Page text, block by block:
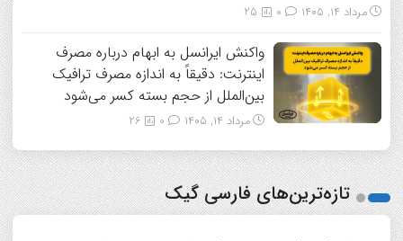
مرداد ۱۴, ۱۴۰۵ 25
واکنش ایرانسل به ابهام درباره مصرف
اینترنت: دقیقاً به اندازه مصرف ترافیک
بین‌الملل از حجم بسته کسر می‌شود
مرداد ۱۴, ۱۴۰۵ 26
تازه‌ترین‌های فارسی گیک